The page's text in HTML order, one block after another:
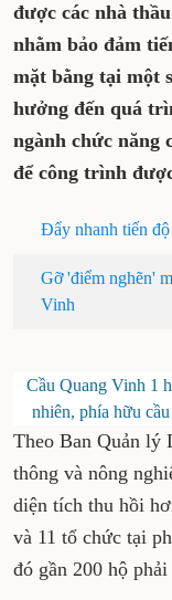
được các nhà
nhằm bảo đảm
mặt bằng tại một
hưởng đến quá
ngành chức năng
để công trình
Đẩy nhanh tiến
Gỡ 'điểm nghẽn'
Vinh
Cầu Quang Vinh 1
nhiên, phía hữu
Theo Ban Quản lý
thông và nông
diện tích thu hồi
và 11 tổ chức tại
đó gần 200 hộ